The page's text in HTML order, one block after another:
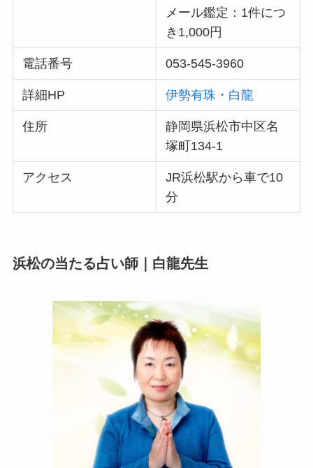
メール鑑定：1件につ
き1,000円
電話番号 053-545-3960
詳細HP 伊勢有珠・白龍
住所
静岡県浜松市中区名
塚町134-1
アクセス
JR浜松駅から車で10
分
浜松の当たる占い師｜白龍先生